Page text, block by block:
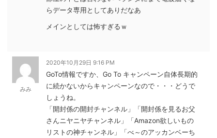
らデータ専用としてありだなあ
メインとしては怖すぎるｗ
みみ
2020年10月29日 9:16 PM
GoTo情報ですか、Go To キャンペーン自体長期的
に続かないからキャンペーンなので・・・どうで
しょうね。
「開封係の開封チャンネル」「開封係を見るお父
さんニヤニヤチャンネル」「Amazon欲しいもの
リストの神チャンネル」「べ～のアッカンベーち